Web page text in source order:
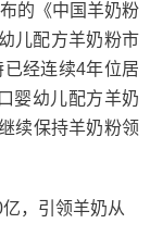
的《中国羊奶粉
儿配方羊奶粉市
经连续4年位居
婴幼儿配方羊奶
续保持羊奶粉领